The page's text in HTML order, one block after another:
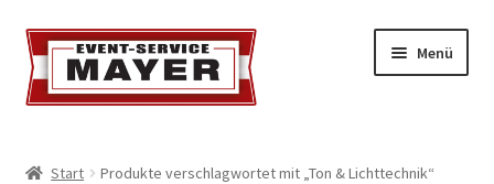
Menü
Start Produkte verschlagwortet mit „Ton & Lichttechnik“